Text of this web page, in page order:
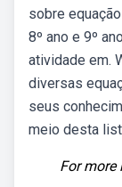
sobre
8º ano e 9º
atividade em.
diversas
seus
meio desta
For more